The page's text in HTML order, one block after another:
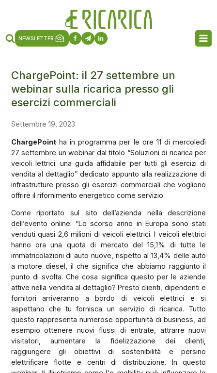
NEWSLETTER
ChargePoint: il 27 settembre un
webinar sulla ricarica presso gli
esercizi commerciali
Settembre 19, 2023
ChargePointha in programma per le ore 11 di mercoledì
27 settembre un webinar dal titolo “Soluzioni di ricarica per
veicoli lettrici: una guida affidabile per tutti gli esercizi di
vendita al dettaglio” dedicato appunto alla realizzazione di
infrastrutture presso gli esercizi commerciali che vogliono
offrire il rifornimento energetico come servizio.
Come riportato sul sito dell’azienda nella descrizione
dell’evento online: “Lo scorso anno in Europa sono stati
venduti quasi 2,6 milioni di veicoli elettrici. I veicoli elettrici
hanno ora una quota di mercato del 15,1% di tutte le
immatricolazioni di auto nuove, rispetto al 13,4% delle auto
a motore diesel, il che significa che abbiamo raggiunto il
punto di svolta. Che cosa significa questo per le aziende
attive nella vendita al dettaglio? Presto clienti, dipendenti e
fornitori arriveranno a bordo di veicoli elettrici e si
aspettano che tu fornisca un servizio di ricarica. Tutto
questo rappresenta numerose opportunità di business, ad
esempio ottenere nuovi flussi di entrate, attrarre nuovi
visitatori, aumentare la fidelizzazione dei clienti,
raggiungere gli obiettivi di sostenibilità e persino
elettrificare flotte e centri di distribuzione. In questo